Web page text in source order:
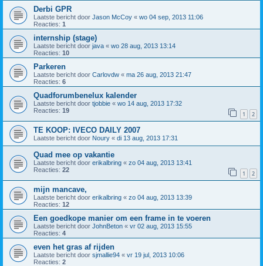
Derbi GPR
Laatste bericht door Jason McCoy « wo 04 sep, 2013 11:06
Reacties: 1
internship (stage)
Laatste bericht door java « wo 28 aug, 2013 13:14
Reacties: 10
Parkeren
Laatste bericht door Carlovdw « ma 26 aug, 2013 21:47
Reacties: 6
Quadforumbenelux kalender
Laatste bericht door tjobbie « wo 14 aug, 2013 17:32
Reacties: 19 1 2
TE KOOP: IVECO DAILY 2007
Laatste bericht door Noury « di 13 aug, 2013 17:31
Quad mee op vakantie
Laatste bericht door erikalbring « zo 04 aug, 2013 13:41
Reacties: 22 1 2
mijn mancave,
Laatste bericht door erikalbring « zo 04 aug, 2013 13:39
Reacties: 12
Een goedkope manier om een frame in te voeren
Laatste bericht door JohnBeton « vr 02 aug, 2013 15:55
Reacties: 4
even het gras af rijden
Laatste bericht door sjmallie94 « vr 19 jul, 2013 10:06
Reacties: 2